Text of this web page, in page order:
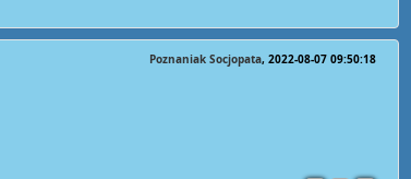
Poznaniak Socjopata 2022-08-07 09:50:18